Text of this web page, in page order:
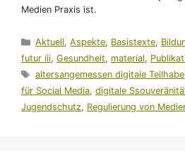
Medien Praxis ist.
Kategorien
Aktuell,Aspekte, Basistexte,
futur iii, Gesundheit, material,
Schlagwörter
altersangemessen digitale Teilhabe
für Social Media, digitale
Jugendschutz, Regulierung von